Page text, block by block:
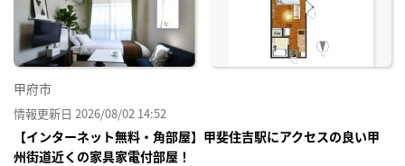
甲府市
情報更新日 2026/08/02 14:52
【インターネット無料・角部屋】甲斐住吉駅にアクセスの良い甲
州街道近くの家具家電付部屋！